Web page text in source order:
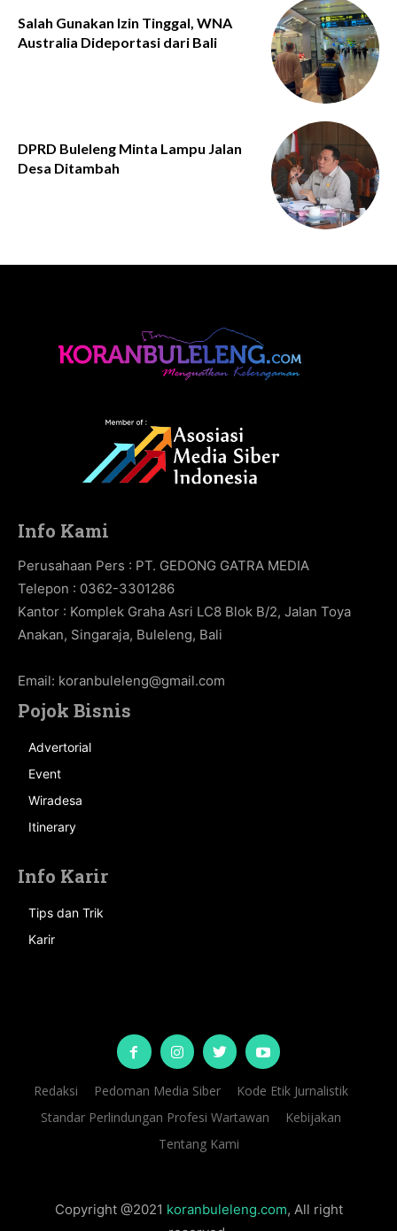
Salah Gunakan Izin Tinggal, WNA
Australia Dideportasi dari Bali
DPRD Buleleng Minta Lampu Jalan
Desa Ditambah
Info Kami
Perusahaan Pers : PT. GEDONG GATRA MEDIA
Telepon : 0362-3301286
Kantor : Komplek Graha Asri LC8 Blok B/2, Jalan Toya
Anakan, Singaraja, Buleleng, Bali
Email: koranbuleleng@gmail.com
Pojok Bisnis
Advertorial
Event
Wiradesa
Itinerary
Info Karir
Tips dan Trik
Karir
Redaksi Pedoman Media Siber
Kode Etik Jurnalistik
Standar Perlindungan Profesi Wartawan
Kebijakan
Tentang Kami
Copyright @2021 koranbuleleng.com, All right